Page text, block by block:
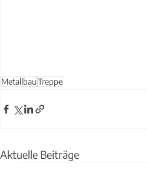
MetallbauTreppe
Aktuelle Beiträge